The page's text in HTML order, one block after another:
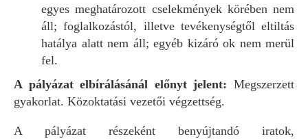
egyes meghatározott cselekmények körében nem
áll; foglalkozástól, illetve tevékenységtől eltiltás
hatálya alatt nem áll; egyéb kizáró ok nem merül
fel.
A pályázat elbírálásánál előnyt jelent: Megszerzett
gyakorlat. Közoktatási vezetői végzettség.
A pályázat részeként benyújtandó iratok,